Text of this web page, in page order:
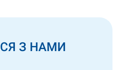
З НАМИ